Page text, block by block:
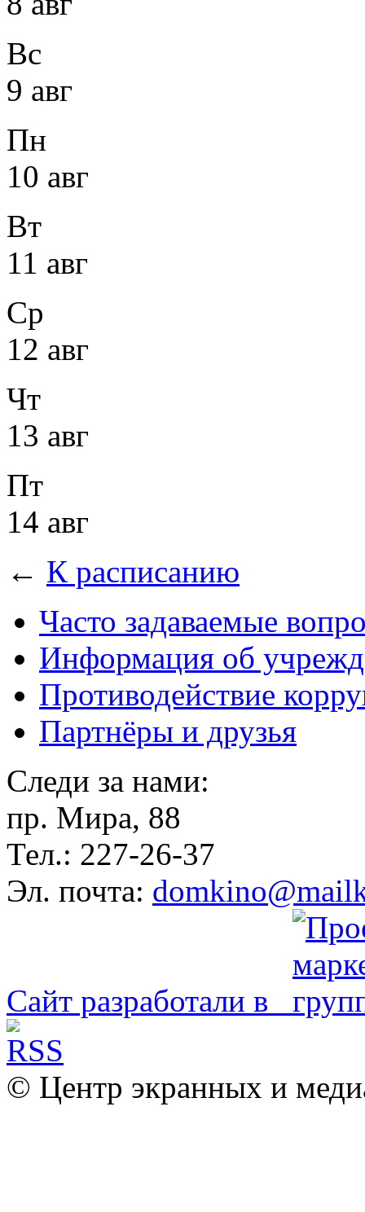
Вс
9 авг
Пн
10 авг
Вт
11 авг
Ср
12 авг
Чт
13 авг
Пт
14 авг
← К расписанию
Часто задаваемые
Информация об
Противодействие
Партнёры и друзья
Следи за нами:
пр. Мира, 88
Тел.: 227-26-37
Эл. почта:
Сайт разработали в
© Центр экранных и